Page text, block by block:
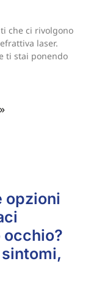
che ci rivolgono
laser.
ti stai ponendo
opzioni
occhio?